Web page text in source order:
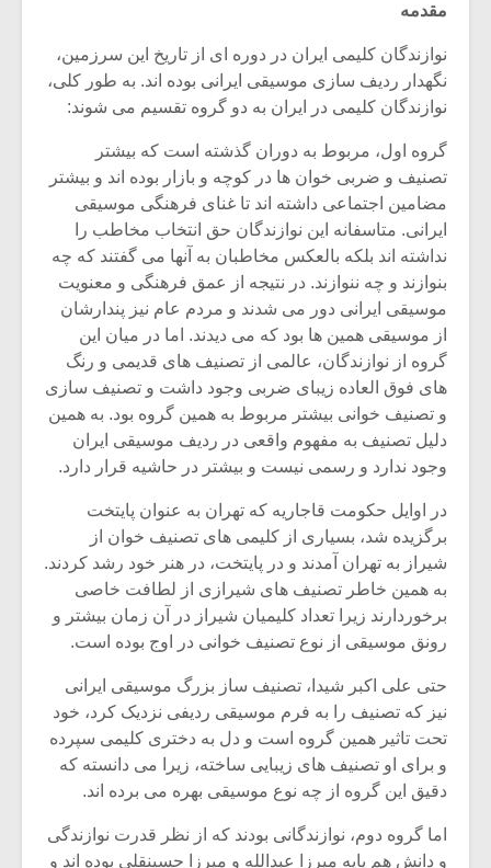
مقدمه
نوازندگان کلیمی ایران در دوره ای از تاریخ این سرزمین،
نگهدار ردیف سازی موسیقی ایرانی بوده اند. به طور کلی،
نوازندگان کلیمی در ایران به دو گروه تقسیم می شوند:
گروه اول، مربوط به دوران گذشته است که بیشتر
تصنیف و ضربی خوان ها در کوچه و بازار بوده اند و بیشتر
مضامین اجتماعی داشته اند تا غنای فرهنگی موسیقی
ایرانی. متاسفانه این نوازندگان حق انتخاب مخاطب را
نداشته اند بلکه بالعکس مخاطبان به آنها می گفتند که چه
بنوازند و چه ننوازند. در نتیجه از عمق فرهنگی و معنویت
موسیقی ایرانی دور می شدند و مردم عام نیز پندارشان
از موسیقی همین ها بود که می دیدند. اما در میان این
گروه از نوازندگان، عالمی از تصنیف های قدیمی و رنگ
های فوق العاده زیبای ضربی وجود داشت و تصنیف سازی
و تصنیف خوانی بیشتر مربوط به همین گروه بود. به همین
دلیل تصنیف به مفهوم واقعی در ردیف موسیقی ایران
وجود ندارد و رسمی نیست و بیشتر در حاشیه قرار دارد.
در اوایل حکومت قاجاریه که تهران به عنوان پایتخت
برگزیده شد، بسیاری از کلیمی های تصنیف خوان از
شیراز به تهران آمدند و در پایتخت، در هنر خود رشد کردند.
به همین خاطر تصنیف های شیرازی از لطافت خاصی
برخوردارند زیرا تعداد کلیمیان شیراز در آن زمان بیشتر و
رونق موسیقی از نوع تصنیف خوانی در اوج بوده است.
حتی علی اکبر شیدا، تصنیف ساز بزرگ موسیقی ایرانی
نیز که تصنیف را به فرم موسیقی ردیفی نزدیک کرد، خود
تحت تاثیر همین گروه است و دل به دختری کلیمی سپرده
و برای او تصنیف های زیبایی ساخته، زیرا می دانسته که
دقیق این گروه از چه نوع موسیقی بهره می برده اند.
اما گروه دوم، نوازندگانی بودند که از نظر قدرت نوازندگی
و دانش هم پایه میرزا عبدالله و میرزا حسینقلی بوده اند و
میکلوش روژا
یادداشتی بر موسیقی
متن فیلم «متری
شیش و نیم»
اگر نمی توانی
مشهورترین باشی،
بدنام ترین باش
موریس ژار
دوره
موسیقی